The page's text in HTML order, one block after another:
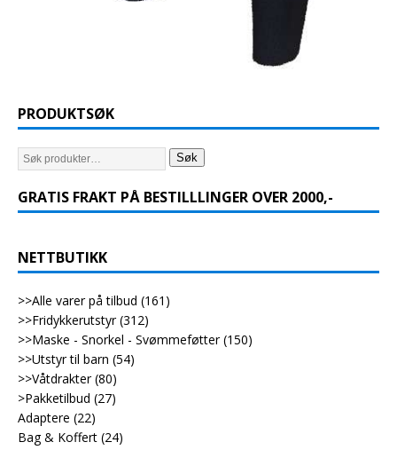
PRODUKTSØK
Søk
GRATIS FRAKT PÅ BESTILLLINGER OVER 2000,-
NETTBUTIKK
>>Alle varer på tilbud (161)
>>Fridykkerutstyr (312)
>>Maske - Snorkel - Svømmeføtter (150)
>>Utstyr til barn (54)
>>Våtdrakter (80)
>Pakketilbud (27)
Adaptere (22)
Bag & Koffert (24)